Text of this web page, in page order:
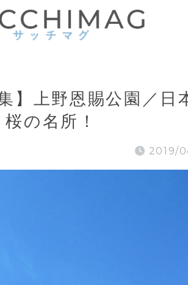
】上野恩賜公園／日
桜の名所！
2019/